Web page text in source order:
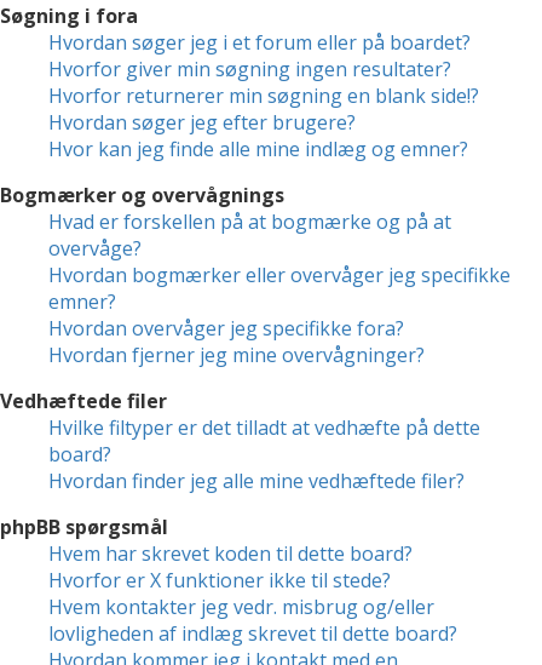
Søgning i fora
Hvordan søger jeg i et forum eller på boardet?
Hvorfor giver min søgning ingen resultater?
Hvorfor returnerer min søgning en blank side!?
Hvordan søger jeg efter brugere?
Hvor kan jeg finde alle mine indlæg og emner?
Bogmærker og overvågnings
Hvad er forskellen på at bogmærke og på at
overvåge?
Hvordan bogmærker eller overvåger jeg specifikke
emner?
Hvordan overvåger jeg specifikke fora?
Hvordan fjerner jeg mine overvågninger?
Vedhæftede filer
Hvilke filtyper er det tilladt at vedhæfte på dette
board?
Hvordan finder jeg alle mine vedhæftede filer?
phpBB spørgsmål
Hvem har skrevet koden til dette board?
Hvorfor er X funktioner ikke til stede?
Hvem kontakter jeg vedr. misbrug og/eller
lovligheden af indlæg skrevet til dette board?
Hvordan kommer jeg i kontakt med en